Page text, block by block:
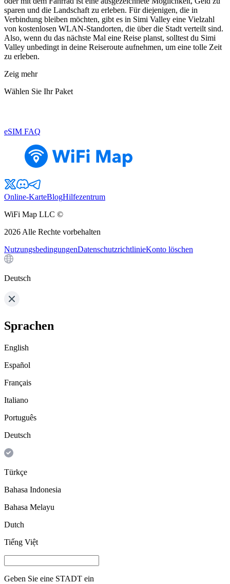
sparen und die Landschaft zu erleben. Für diejenigen, die in
Verbindung bleiben möchten, gibt es in Simi Valley eine Vielzahl
von kostenlosen WLAN-Standorten, die über die Stadt verteilt sind.
Also, wenn du das nächste Mal eine Reise planst, solltest du Simi
Valley unbedingt in deine Reiseroute aufnehmen, um eine tolle Zeit
zu erleben.
Zeig mehr
Wählen Sie Ihr Paket
eSIM FAQ
Online-KarteBlogHilfezentrum
WiFi Map LLC ©
2026 Alle Rechte vorbehalten
NutzungsbedingungenDatenschutzrichtlinieKonto löschen
Deutsch
Sprachen
English
Español
Français
Italiano
Português
Deutsch
Türkçe
Bahasa Indonesia
Bahasa Melayu
Dutch
Tiếng Việt
Geben Sie eine STADT ein